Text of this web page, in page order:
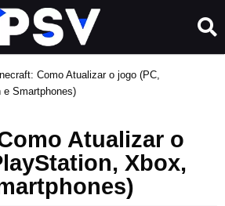
Como Atualizar o jogo (PC,
Smartphones)
Atualizar o
Xbox,